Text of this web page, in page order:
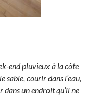
end pluvieux à la côte
sable, courir dans l’eau,
un endroit qu’il ne